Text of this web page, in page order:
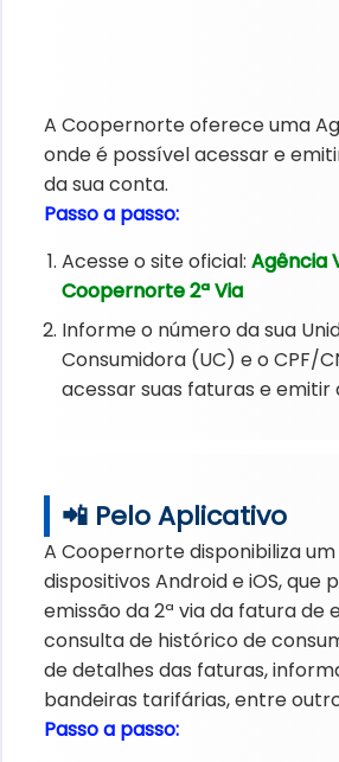
A Coopernorte oferece uma
onde é possível acessar e
da sua conta.
Passo a passo:
Acesse o site oficial:Agência
Coopernorte 2ª Via
Informe o número da sua
Consumidora (UC) e o CPF/
acessar suas faturas e emitir
📲 Pelo Aplicativo
A Coopernorte disponibiliza
dispositivos Android e iOS, que
emissão da 2ª via da fatura de
consulta de histórico de
de detalhes das faturas,
bandeiras tarifárias, entre
Passo a passo: